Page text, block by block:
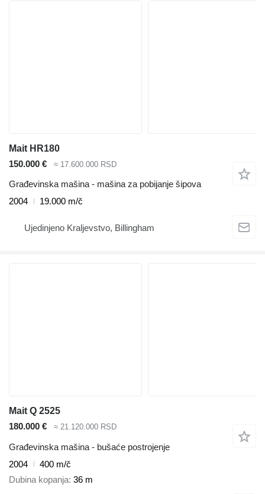
Mait HR180
150.000 €
≈ 17.600.000 RSD
Građevinska mašina - mašina za pobijanje šipova
2004
19.000 m/č
Ujedinjeno Kraljevstvo, Billingham
Mait Q 2525
180.000 €
≈ 21.120.000 RSD
Građevinska mašina - bušaće postrojenje
2004
400 m/č
Dubina kopanja 36 m